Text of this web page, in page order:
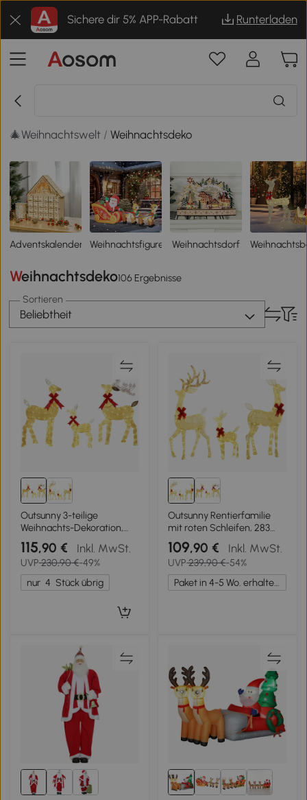
Sichere dir 5% APP-Rabatt Runterladen
🎄Weihnachtswelt /Weihnachtsdeko
Adventskalender Weihnachtsfiguren Weihnachtsdorf
Weihnachtsdeko106 Ergebnisse
Sortieren
Beliebtheit
Outsunny 3-teilige
Weihnachts-Dekoration,
Rentier-Familie mit LED-
Beleuchtung, rote Schleife,
Stahl, Polyester, wasserfest
115,90 € Inkl. MwSt.
UVP230,90 €-49%
nur 4 Stück übrig
Outsunny Rentierfamilie
mit roten Schleifen, 283
LEDs,
Weihnachtsbeleuchtung,
wetterfest, Silber
109,90 € Inkl. MwSt.
UVP239,90 €-54%
Paket in 4-5 Wo. erhalten.